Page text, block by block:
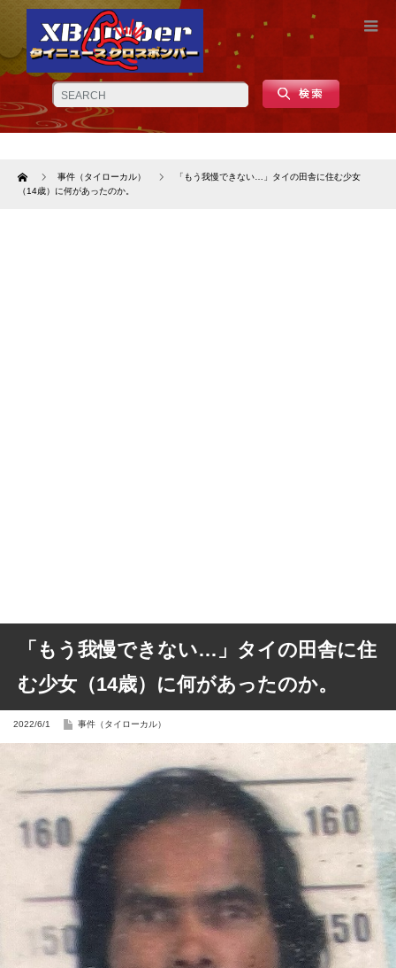
Home 事件（タイローカル）
「もう我慢できない…」タイの田舎に住む少女
（14歳）に何があったのか。
「もう我慢できない…」タイの田舎に住
む少女（14歳）に何があったのか。
2022/6/1 事件（タイローカル）